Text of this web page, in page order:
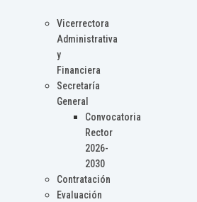
Vicerrectora
Administrativa
y
Financiera
Secretaría
General
Convocatoria
Rector
2026-
2030
Contratación
Evaluación